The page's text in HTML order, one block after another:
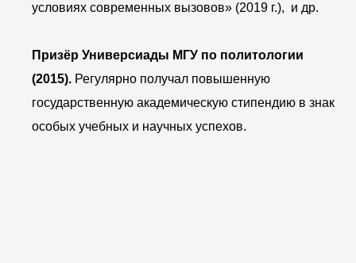
условиях современных вызовов» (2019 г.), и др.
Призёр Универсиады МГУ по политологии
(2015). Регулярно получал повышенную
государственную академическую стипендию в знак
особых учебных и научных успехов.